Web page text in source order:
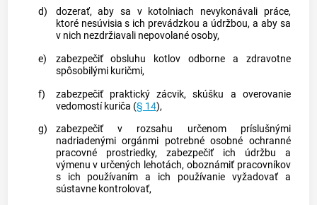
d)
dozerať, aby sa v kotolniach nevykonávali práce,
ktoré nesúvisia s ich prevádzkou a údržbou, a aby sa
v nich nezdržiavali nepovolané osoby,
e)
zabezpečiť obsluhu kotlov odborne a zdravotne
spôsobilými kuričmi,
f)
zabezpečiť praktický zácvik, skúšku a overovanie
vedomostí kuriča (§ 14),
g)
zabezpečiť v rozsahu určenom príslušnými
nadriadenými orgánmi potrebné osobné ochranné
pracovné prostriedky, zabezpečiť ich údržbu a
výmenu v určených lehotách, oboznámiť pracovníkov
s ich používaním a ich používanie vyžadovať a
sústavne kontrolovať,